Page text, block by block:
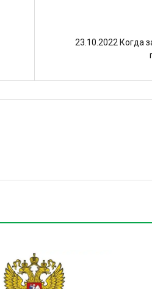
23.10.2022 Когда